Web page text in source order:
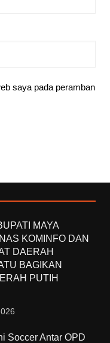
saya pada peramban
MAYA
KOMINFO DAN
DAERAH
BAGIKAN
PUTIH
Soccer Antar OPD